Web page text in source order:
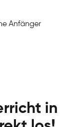
Anfänger
in